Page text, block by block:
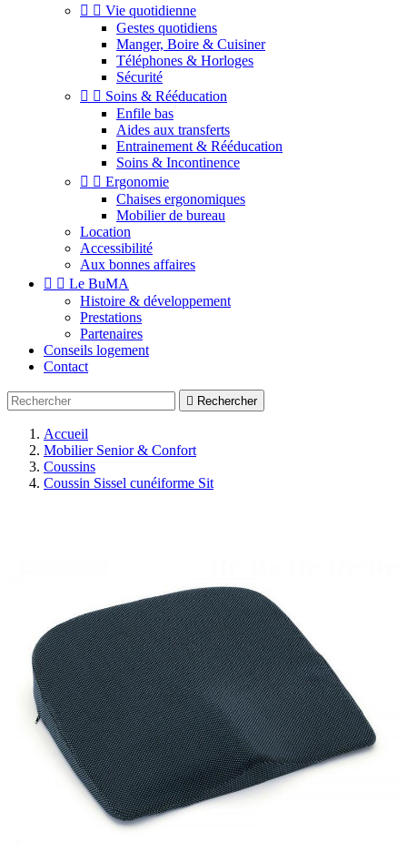
  Vie quotidienne
Gestes quotidiens
Manger, Boire & Cuisiner
Téléphones & Horloges
Sécurité
  Soins & Rééducation
Enfile bas
Aides aux transferts
Entrainement & Rééducation
Soins & Incontinence
  Ergonomie
Chaises ergonomiques
Mobilier de bureau
Location
Accessibilité
Aux bonnes affaires
  Le BuMA
Histoire & développement
Prestations
Partenaires
Conseils logement
Contact
 Rechercher
Accueil
Mobilier Senior & Confort
Coussins
Coussin Sissel cunéiforme Sit